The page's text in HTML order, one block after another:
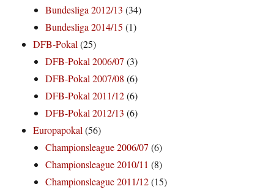
Bundesliga 2012/13 (34)
Bundesliga 2014/15 (1)
DFB-Pokal(25)
DFB-Pokal 2006/07 (3)
DFB-Pokal 2007/08 (6)
DFB-Pokal 2011/12(6)
DFB-Pokal 2012/13 (6)
Europapokal(56)
Championsleague 2006/07 (6)
Championsleague 2010/11 (8)
Championsleague 2011/12(15)